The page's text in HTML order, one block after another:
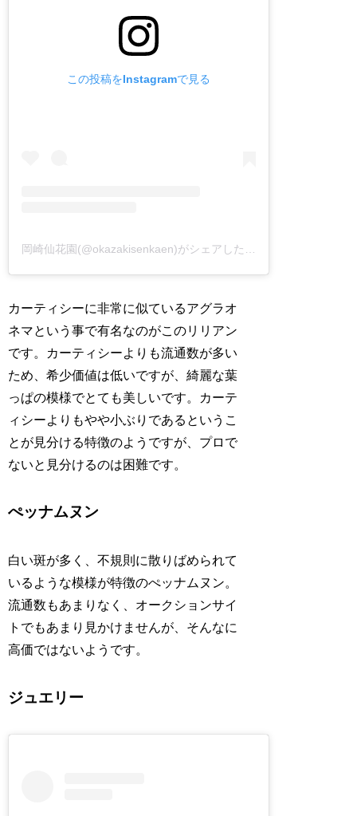
この投稿をInstagramで見る
カーティシーに非常に似ているアグラオ
ネマという事で有名なのがこのリリアン
です。カーティシーよりも流通数が多い
ため、希少価値は低いですが、綺麗な葉
っぱの模様でとても美しいです。カーテ
ィシーよりもやや小ぶりであるというこ
とが見分ける特徴のようですが、プロで
ないと見分けるのは困難です。
ぺッナムヌン
白い斑が多く、不規則に散りばめられて
いるような模様が特徴のぺッナムヌン。
流通数もあまりなく、オークションサイ
トでもあまり見かけませんが、そんなに
高価ではないようです。
ジュエリー